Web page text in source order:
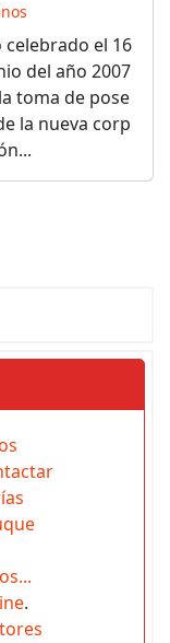
celebrado el 16
del año 2007
toma de pose
la nueva corp
.